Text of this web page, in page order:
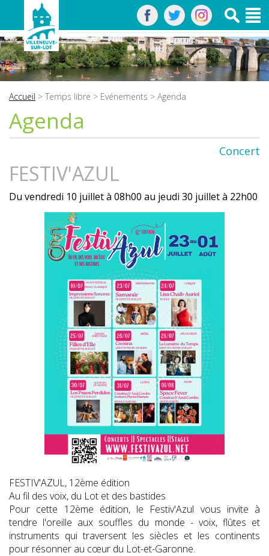
Accueil > Temps libre > Evénements > Agenda
Agenda
Concert
FESTIV'AZUL
Du vendredi 10 juillet à 08h00 au jeudi 30 juillet à 22h00
FESTIV'AZUL, 12ème édition
Au fil des voix, du Lot et des bastides
Pour cette 12ème édition, le Festiv'Azul vous invite à
tendre l'oreille aux souffles du monde - voix, flûtes et
instruments qui traversent les siècles et les continents
pour résonner au cœur du Lot-et-Garonne.